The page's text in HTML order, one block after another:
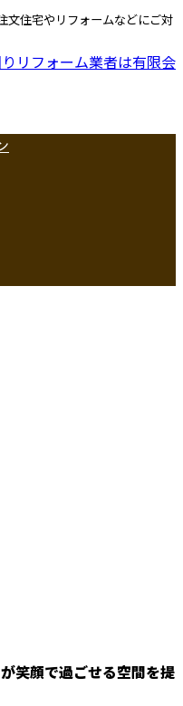
文住宅やリフォームなどにご対
笑顔で過ごせる空間を提